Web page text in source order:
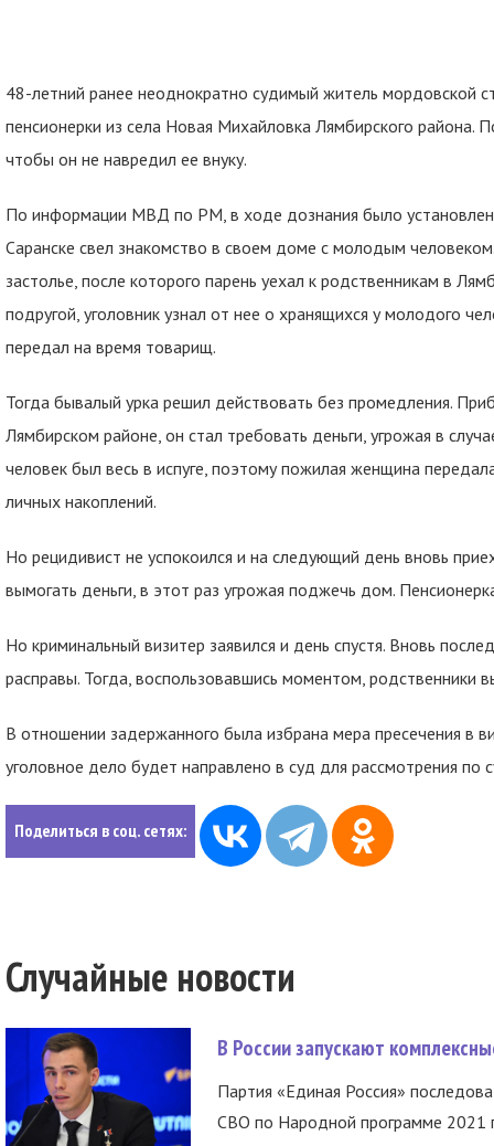
48-летний ранее неоднократно судимый житель мордовской
пенсионерки из села Новая Михайловка Лямбирского района.
чтобы он не навредил ее внуку.
По информации МВД по РМ, в ходе дознания было
Саранске свел знакомство в своем доме с молодым
застолье, после которого парень уехал к родственникам в
подругой, уголовник узнал от нее о хранящихся у молодого
передал на время товарищ.
Тогда бывалый урка решил действовать без промедления.
Лямбирском районе, он стал требовать деньги, угрожая в
человек был весь в испуге, поэтому пожилая женщина
личных накоплений.
Но рецидивист не успокоился и на следующий день вновь
вымогать деньги, в этот раз угрожая поджечь дом.
Но криминальный визитер заявился и день спустя. Вновь
расправы. Тогда, воспользовавшись моментом, родственники
В отношении задержанного была избрана мера пресечения в
уголовное дело будет направлено в суд для рассмотрения по
Поделиться в соц. сетях:
Случайные новости
В России запускают
Партия «Единая Россия»
СВО по Народной программе 2021